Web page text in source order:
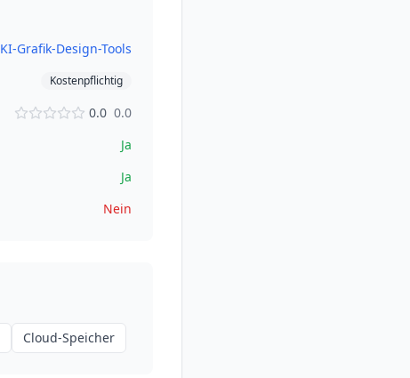
KI-Grafik-Design-Tools
Kostenpflichtig
0.0 0.0
Ja
Ja
Nein
Cloud-Speicher